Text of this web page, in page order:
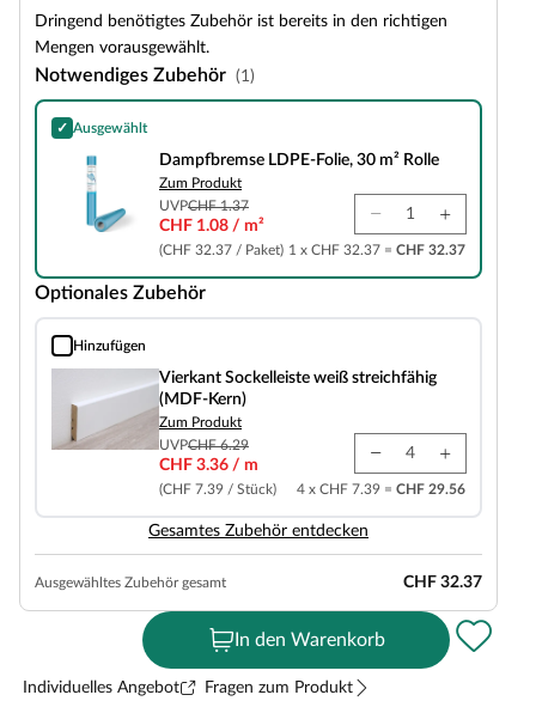
Dringend benötigtes Zubehör ist bereits in den richtigen
Mengen vorausgewählt.
Notwendiges Zubehör (1)
✓ Ausgewählt
Dampfbremse LDPE-Folie, 30 m² Rolle
Dampfbremse LDPE-Folie, 30 m² Rolle
Zum Produkt
UVPCHF 1.37
CHF 1.08 / m²
(CHF 32.37 / Paket) 1 x CHF 32.37 = CHF 32.37
Optionales Zubehör
Hinzufügen
Vierkant Sockelleiste weiß streichfähig (MDF-Kern)
Vierkant Sockelleiste weiß streichfähig
(MDF-Kern)
Zum Produkt
UVPCHF 6.29
CHF 3.36 / m
(CHF 7.39 / Stück) 4 x CHF 7.39 = CHF 29.56
Gesamtes Zubehör entdecken
Ausgewähltes Zubehör gesamt CHF 32.37
In den Warenkorb
Individuelles Angebot Fragen zum Produkt